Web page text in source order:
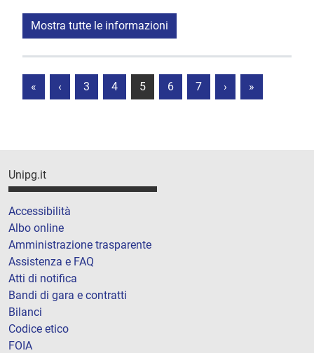
Mostra tutte le informazioni
« ‹ 3 4 5 6 7 › »
Unipg.it
Accessibilità
Albo online
Amministrazione trasparente
Assistenza e FAQ
Atti di notifica
Bandi di gara e contratti
Bilanci
Codice etico
FOIA